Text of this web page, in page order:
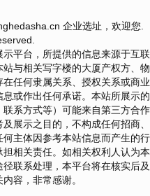
企业选址，欢迎您.
平台，所提供的信息来源于互联
与相关写字楼的大厦产权方、物
任何隶属关系、授权关系或商业
或作出任何承诺。本站所展示的
系方式等）可能来自第三方合作
展示之目的，不构成任何招商、
主体因参考本站信息而产生的行
相关责任。如相关权利人认为本
联系处理，本平台将在核实后及
容，非常感谢。